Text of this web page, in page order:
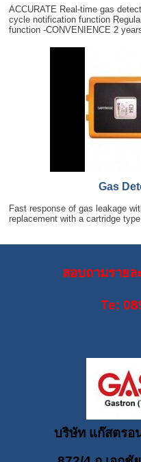
ACCURATE Real-time gas
cycle notification function
function -CONVENIENCE 2
Gas
Fast response of gas leakage
replacement with a cartridge
สอบถามรายล
Te:
บริษัท แก๊สตรอ